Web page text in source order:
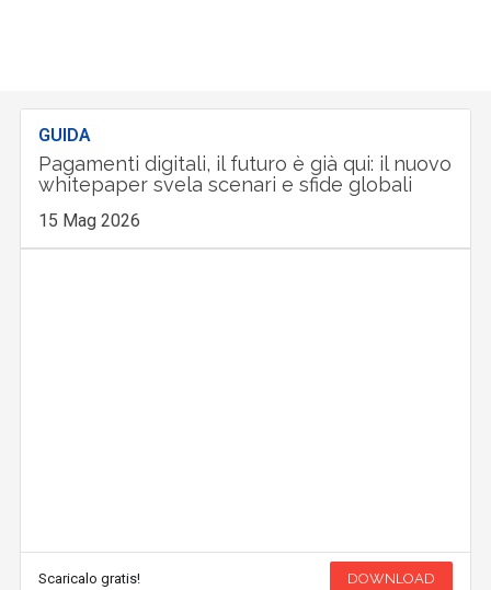
GUIDA
Pagamenti digitali, il futuro è già qui: il nuovo
whitepaper svela scenari e sfide globali
15 Mag 2026
Scaricalo gratis! DOWNLOAD